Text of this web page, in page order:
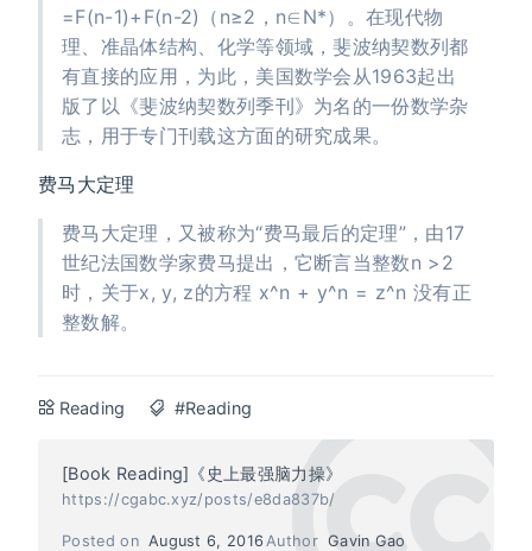
=F(n-1)+F(n-2)（n≥2，n∈N*）。在现代物
理、准晶体结构、化学等领域，斐波纳契数列都
有直接的应用，为此，美国数学会从1963起出
版了以《斐波纳契数列季刊》为名的一份数学杂
志，用于专门刊载这方面的研究成果。
费马大定理
费马大定理，又被称为“费马最后的定理”，由17
世纪法国数学家费马提出，它断言当整数n >2
时，关于x, y, z的方程 x^n + y^n = z^n 没有正
整数解。
Reading #Reading
[Book Reading]《史上最强脑力操》
https://cgabc.xyz/posts/e8da837b/
Author Gavin Gao
Posted on August 6, 2016